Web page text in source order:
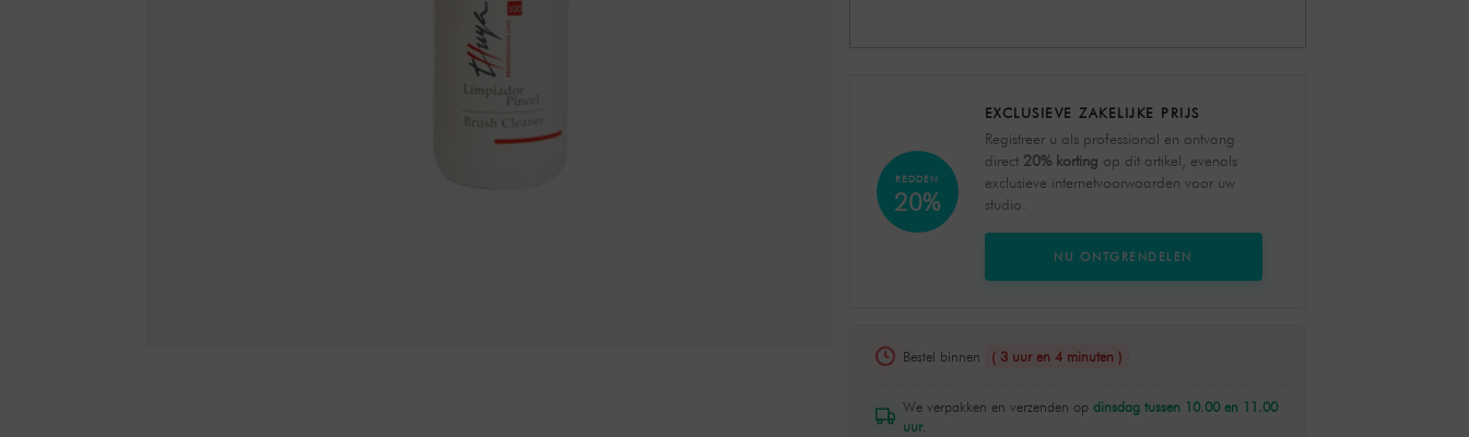
REDDEN
20%
EXCLUSIEVE ZAKELIJKE PRIJS
Registreer u als professional en ontvang
direct 20% korting op dit artikel, evenals
exclusieve internetvoorwaarden voor uw
studio.
NU ONTGRENDELEN
Bestel binnen ( 3 uur en 4 minuten )
We verpakken en verzenden op dinsdag tussen 10.00 en 11.00
uur.